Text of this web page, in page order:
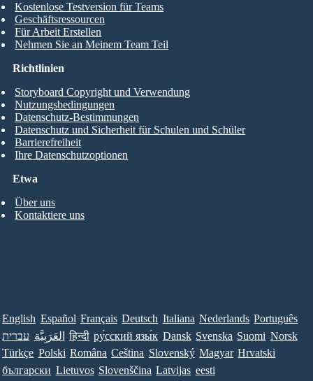
Kostenlose Testversion für Teams
Geschäftsressourcen
Für Arbeit Erstellen
Nehmen Sie an Meinem Team Teil
Etwa
Über uns
Kontaktiere uns
Richtlinien
Storyboard Copyright und Verwendung
Nutzungsbedingungen
Datenschutz-Bestimmungen
Datenschutz und Sicherheit für Schulen und Schüler
Barrierefreiheit
Ihre Datenschutzoptionen
English Español Français Deutsch Italiana Nederlands Português
עברית العَرَبِيَّة हिन्दी ру́сский язы́к Dansk Svenska Suomi Norsk
Türkçe Polski Româna Ceština Slovenský Magyar Hrvatski
български Lietuvos Slovenščina Latvijas eesti